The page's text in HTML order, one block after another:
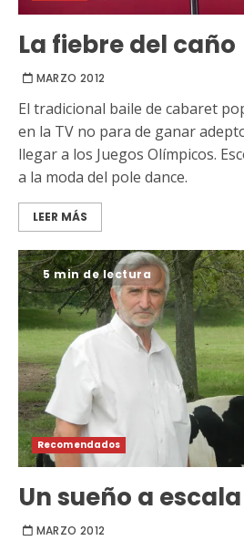
La fiebre del caño
MARZO 2012
El tradicional baile de cabaret
en la TV no para de ganar
llegar a los Juegos Olímpicos.
a la moda del pole dance.
LEER MÁS
5 min de lectura
Recomendados
Un sueño a escala
MARZO 2012